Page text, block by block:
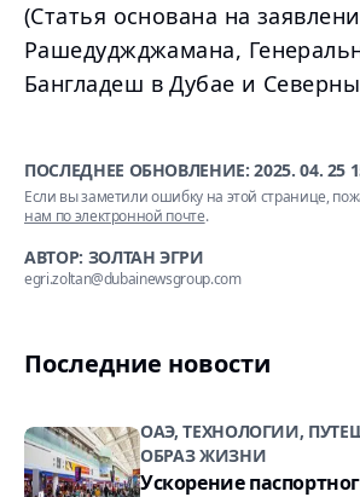
(Статья основана на
Рашедуджджамана,
Бангладеш в Дубае и
ПОСЛЕДНЕЕ ОБНОВЛЕНИЕ:2025. 04. 25
Если вы заметили ошибку на этой странице,
нам по электронной почте.
АВТОР: ЗОЛТАН ЭГРИ
egri.zoltan@dubainewsgroup.com
Последние новости
ОАЭ, ТЕХНОЛОГИИ,
ОБРАЗ ЖИЗНИ
Ускорение